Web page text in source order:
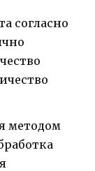
согласно
методом